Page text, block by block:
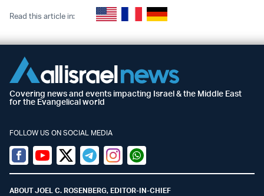
Read this article in:
Covering news and events impacting Israel & the Middle East
for the Evangelical world
FOLLOW US ON SOCIAL MEDIA
Facebook
YoutubeTwitter (X)
TelegramInstagramWhatsapp
ABOUT JOEL C. ROSENBERG, EDITOR-IN-CHIEF